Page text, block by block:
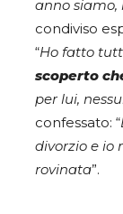
anno siamo,
condiviso
“Ho fatto
scoperto
per lui,
confessato: “
divorzio e io
rovinata”.